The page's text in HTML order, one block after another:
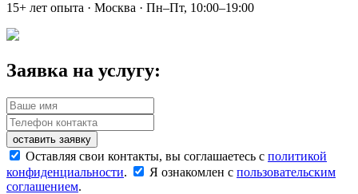
15+ лет опыта · Москва · Пн–Пт, 10:00–19:00
Заявка на услугу:
оставить заявку
Оставляя свои контакты, вы соглашаетесь с политикой
конфиденциальности. Я ознакомлен с пользовательским
соглашением.